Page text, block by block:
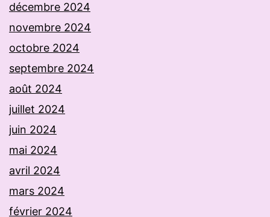
décembre 2024
novembre 2024
octobre 2024
septembre 2024
août 2024
juillet 2024
juin 2024
mai 2024
avril 2024
mars 2024
février 2024